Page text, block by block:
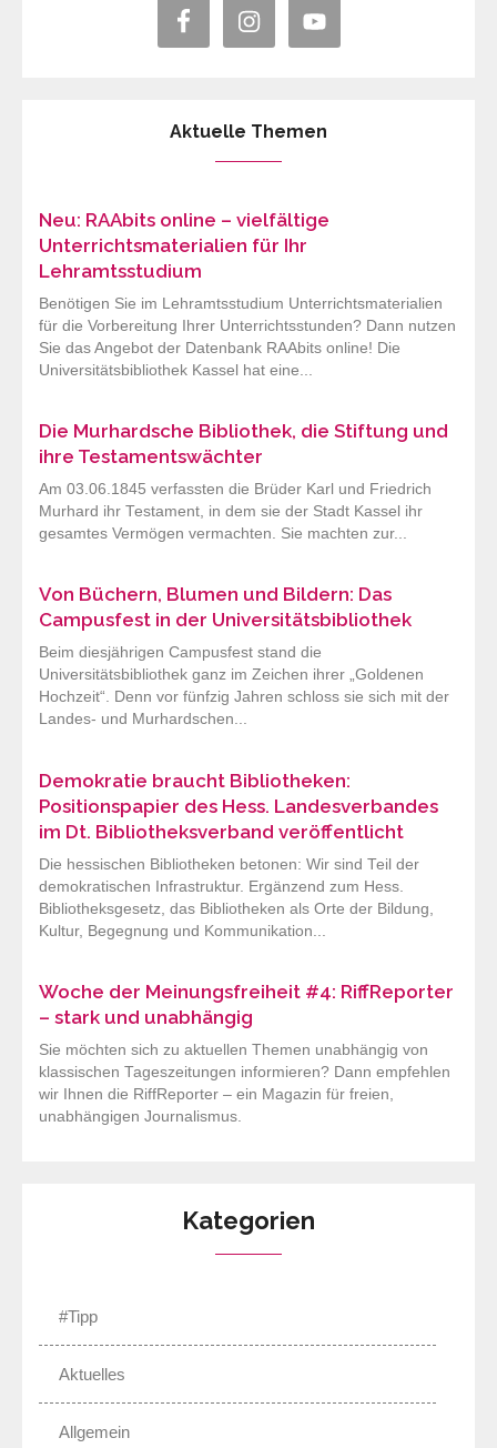
Aktuelle Themen
Neu: RAAbits online – vielfältige
Unterrichtsmaterialien für Ihr
Lehramtsstudium
Benötigen Sie im Lehramtsstudium Unterrichtsmaterialien
für die Vorbereitung Ihrer Unterrichtsstunden? Dann nutzen
Sie das Angebot der Datenbank RAAbits online! Die
Universitätsbibliothek Kassel hat eine...
Die Murhardsche Bibliothek, die Stiftung und
ihre Testamentswächter
Am 03.06.1845 verfassten die Brüder Karl und Friedrich
Murhard ihr Testament, in dem sie der Stadt Kassel ihr
gesamtes Vermögen vermachten. Sie machten zur...
Von Büchern, Blumen und Bildern: Das
Campusfest in der Universitätsbibliothek
Beim diesjährigen Campusfest stand die
Universitätsbibliothek ganz im Zeichen ihrer „Goldenen
Hochzeit“. Denn vor fünfzig Jahren schloss sie sich mit der
Landes- und Murhardschen...
Demokratie braucht Bibliotheken:
Positionspapier des Hess. Landesverbandes
im Dt. Bibliotheksverband veröffentlicht
Die hessischen Bibliotheken betonen: Wir sind Teil der
demokratischen Infrastruktur. Ergänzend zum Hess.
Bibliotheksgesetz, das Bibliotheken als Orte der Bildung,
Kultur, Begegnung und Kommunikation...
Woche der Meinungsfreiheit #4: RiffReporter
– stark und unabhängig
Sie möchten sich zu aktuellen Themen unabhängig von
klassischen Tageszeitungen informieren? Dann empfehlen
wir Ihnen die RiffReporter – ein Magazin für freien,
unabhängigen Journalismus.
Kategorien
#Tipp
Aktuelles
Allgemein